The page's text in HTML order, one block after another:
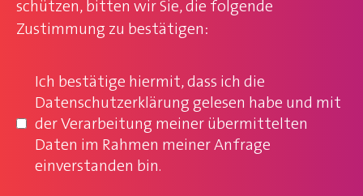
schützen, bitten wir Sie, die folgende
Zustimmung zu bestätigen:
Hinweise zum Datenschutz*
Ich bestätige hiermit, dass ich die
Datenschutzerklärung gelesen habe und mit
der Verarbeitung meiner übermittelten
Daten im Rahmen meiner Anfrage
einverstanden bin.